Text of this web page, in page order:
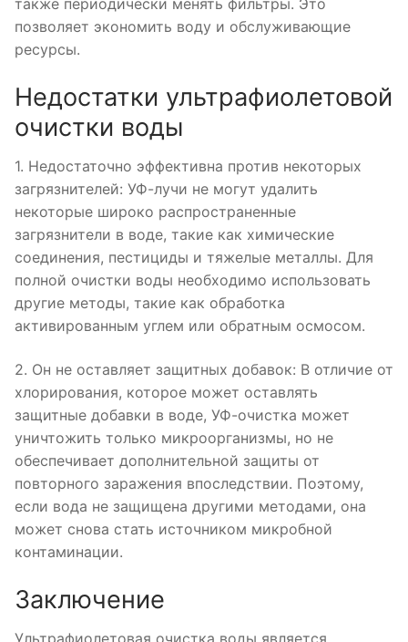
позволяет экономить воду и обслуживающие
ресурсы.
Недостатки ультрафиолетовой
очистки воды
1. Недостаточно эффективна против некоторых
загрязнителей: УФ-лучи не могут удалить
некоторые широко распространенные
загрязнители в воде, такие как химические
соединения, пестициды и тяжелые металлы. Для
полной очистки воды необходимо использовать
другие методы, такие как обработка
активированным углем или обратным осмосом.
2. Он не оставляет защитных добавок: В отличие от
хлорирования, которое может оставлять
защитные добавки в воде, УФ-очистка может
уничтожить только микроорганизмы, но не
обеспечивает дополнительной защиты от
повторного заражения впоследствии. Поэтому,
если вода не защищена другими методами, она
может снова стать источником микробной
контаминации.
Заключение